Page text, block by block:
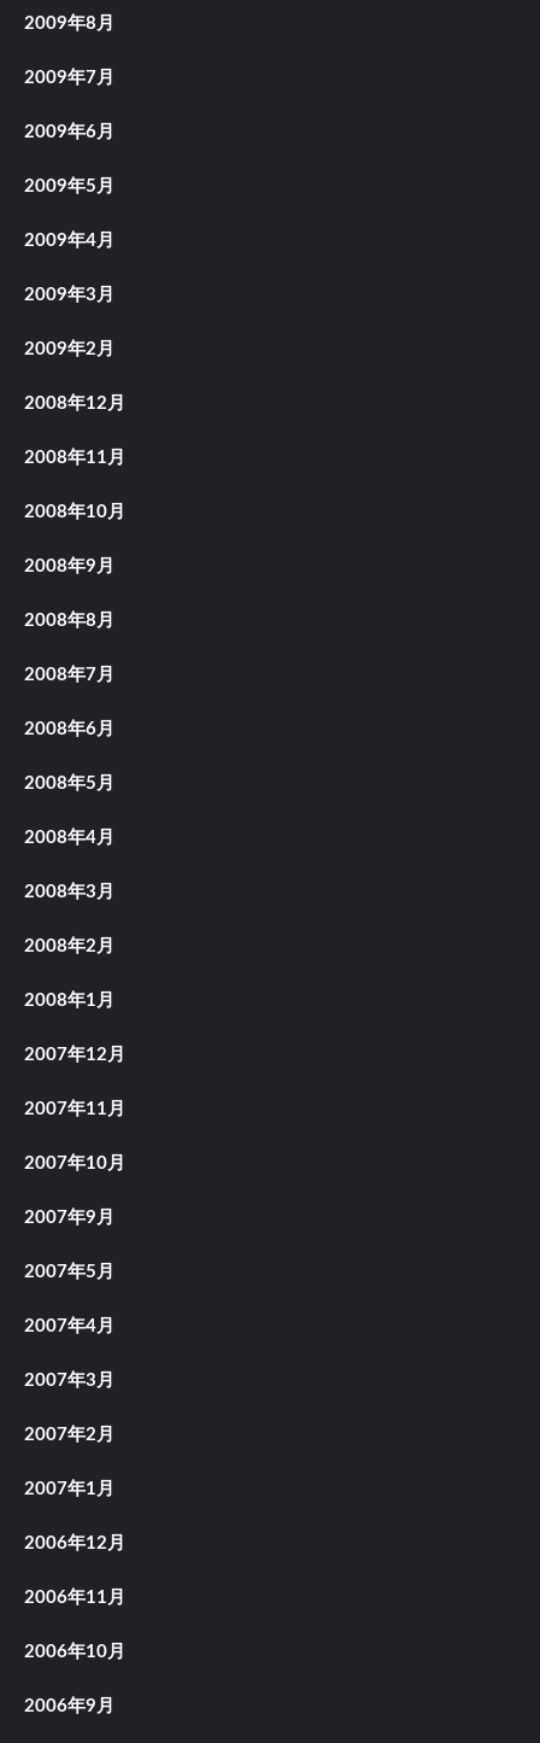
2009年8月
2009年7月
2009年6月
2009年5月
2009年4月
2009年3月
2009年2月
2008年12月
2008年11月
2008年10月
2008年9月
2008年8月
2008年7月
2008年6月
2008年5月
2008年4月
2008年3月
2008年2月
2008年1月
2007年12月
2007年11月
2007年10月
2007年9月
2007年5月
2007年4月
2007年3月
2007年2月
2007年1月
2006年12月
2006年11月
2006年10月
2006年9月